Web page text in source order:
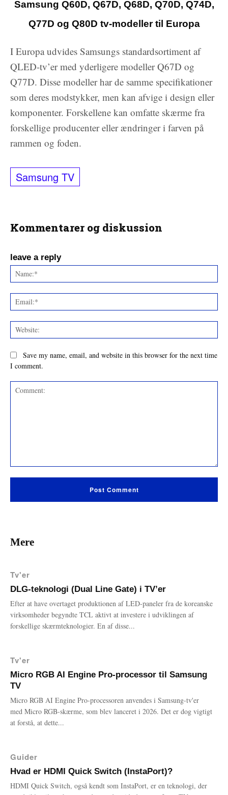
Samsung Q60D, Q67D, Q68D, Q70D, Q74D,
Q77D og Q80D tv-modeller til Europa
I Europa udvides Samsungs standardsortiment af
QLED-tv’er med yderligere modeller Q67D og
Q77D. Disse modeller har de samme specifikationer
som deres modstykker, men kan afvige i design eller
komponenter. Forskellene kan omfatte skærme fra
forskellige producenter eller ændringer i farven på
rammen og foden.
Samsung TV
Kommentarer og diskussion
leave a reply
Save my name, email, and website in this browser for the next time
I comment.
Mere
Tv'er
DLG-teknologi (Dual Line Gate) i TV’er
Efter at have overtaget produktionen af LED-paneler fra de koreanske
virksomheder begyndte TCL aktivt at investere i udviklingen af
forskellige skærmteknologier. En af disse...
Tv'er
Micro RGB AI Engine Pro-processor til Samsung
TV
Micro RGB AI Engine Pro-processoren anvendes i Samsung-tv'er
med Micro RGB-skærme, som blev lanceret i 2026. Det er dog vigtigt
at forstå, at dette...
Guider
Hvad er HDMI Quick Switch (InstaPort)?
HDMI Quick Switch, også kendt som InstaPort, er en teknologi, der